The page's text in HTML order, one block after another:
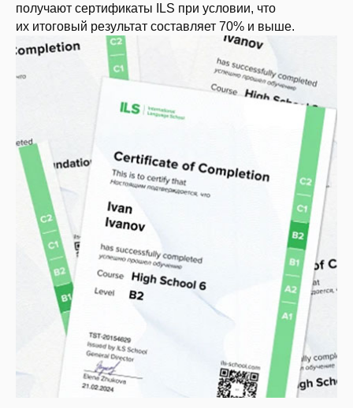
получают сертификаты ILS при условии, что
их итоговый результат составляет 70% и выше.